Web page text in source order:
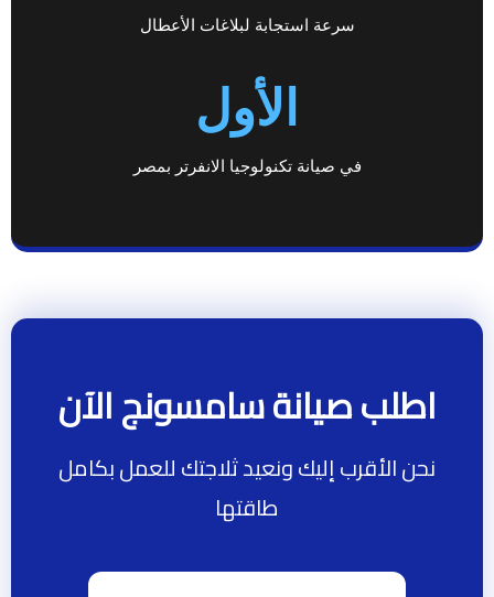
سرعة استجابة لبلاغات الأعطال
الأول
في صيانة تكنولوجيا الانفرتر بمصر
اطلب صيانة سامسونج الآن
نحن الأقرب إليك ونعيد ثلاجتك للعمل بكامل
طاقتها